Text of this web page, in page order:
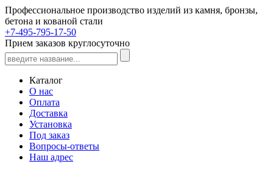
Профессиональное производство изделий из камня, бронзы,
бетона и кованой стали
+7-495-795-17-50
Прием заказов круглосуточно
Каталог
О нас
Оплата
Доставка
Установка
Под заказ
Вопросы-ответы
Наш адрес